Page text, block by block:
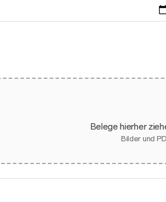
Belege hierher
Bilder und